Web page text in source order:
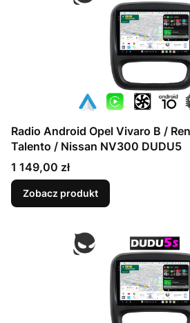
Radio Android Opel Vivaro B /
Talento / Nissan NV300 DUDU5
Cena
1 149,00 zł
Zobacz produkt